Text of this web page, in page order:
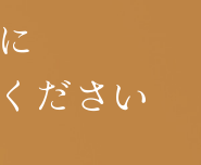
ださい